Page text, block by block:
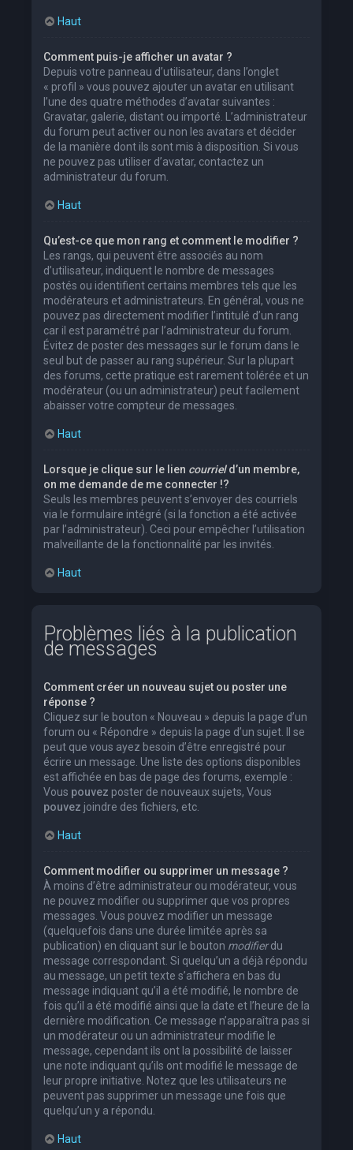
Haut
Comment puis-je afficher un avatar ?
Depuis votre panneau d’utilisateur, dans l’onglet
« profil » vous pouvez ajouter un avatar en utilisant
l’une des quatre méthodes d’avatar suivantes :
Gravatar, galerie, distant ou importé. L’administrateur
du forum peut activer ou non les avatars et décider
de la manière dont ils sont mis à disposition. Si vous
ne pouvez pas utiliser d’avatar, contactez un
administrateur du forum.
Haut
Qu’est-ce que mon rang et comment le modifier ?
Les rangs, qui peuvent être associés au nom
d’utilisateur, indiquent le nombre de messages
postés ou identifient certains membres tels que les
modérateurs et administrateurs. En général, vous ne
pouvez pas directement modifier l’intitulé d’un rang
car il est paramétré par l’administrateur du forum.
Évitez de poster des messages sur le forum dans le
seul but de passer au rang supérieur. Sur la plupart
des forums, cette pratique est rarement tolérée et un
modérateur (ou un administrateur) peut facilement
abaisser votre compteur de messages.
Haut
Lorsque je clique sur le lien courrield’un membre,
on me demande de me connecter !?
Seuls les membres peuvent s’envoyer des courriels
via le formulaire intégré (si la fonction a été activée
par l’administrateur). Ceci pour empêcher l’utilisation
malveillante de la fonctionnalité par les invités.
Haut
Problèmes liés à la publication
de messages
Comment créer un nouveau sujet ou poster une
réponse ?
Cliquez sur le bouton « Nouveau » depuis la page d’un
forum ou « Répondre » depuis la page d’un sujet. Il se
peut que vous ayez besoin d’être enregistré pour
écrire un message. Une liste des options disponibles
est affichée en bas de page des forums, exemple :
Vous pouvez poster de nouveaux sujets, Vous
pouvez joindre des fichiers, etc.
Haut
Comment modifier ou supprimer un message ?
À moins d’être administrateur ou modérateur, vous
ne pouvez modifier ou supprimer que vos propres
messages. Vous pouvez modifier un message
(quelquefois dans une durée limitée après sa
publication) en cliquant sur le bouton modifierdu
message correspondant. Si quelqu’un a déjà répondu
au message, un petit texte s’affichera en bas du
message indiquant qu’il a été modifié, le nombre de
fois qu’il a été modifié ainsi que la date et l’heure de la
dernière modification. Ce message n’apparaîtra pas si
un modérateur ou un administrateur modifie le
message, cependant ils ont la possibilité de laisser
une note indiquant qu’ils ont modifié le message de
leur propre initiative. Notez que les utilisateurs ne
peuvent pas supprimer un message une fois que
quelqu’un y a répondu.
Haut